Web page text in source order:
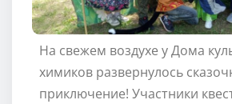
На свежем воздухе у Дома
химиков развернулось
приключение! Участники